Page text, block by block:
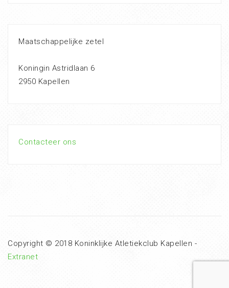
Maatschappelijke zetel
Koningin Astridlaan 6
2950 Kapellen
Contacteer ons
Copyright © 2018 Koninklijke Atletiekclub Kapellen -
Extranet